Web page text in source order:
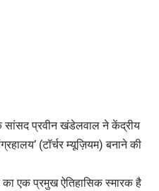
के सांसद प्रवीन खंडेलवाल ने केंद्रीय
(टॉर्चर म्यूज़ियम) बनाने की
एक प्रमुख ऐतिहासिक स्मारक है